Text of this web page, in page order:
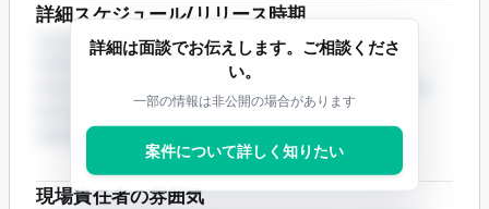
詳細スケジュール/リリース時期
現場責任者の雰囲気
詳細は面談でお伝えします。ご相談くださ
い。
一部の情報は非公開の場合があります
案件について詳しく知りたい